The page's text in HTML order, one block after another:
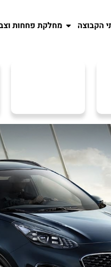
הקבוצה מחלקת פחחות